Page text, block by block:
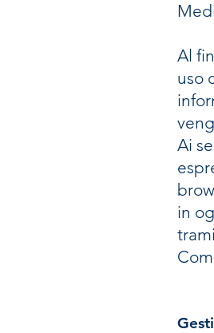
Al
uso
Ai
in